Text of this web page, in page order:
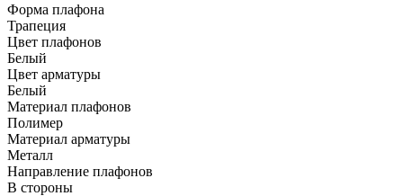
Форма плафона
Трапеция
Цвет плафонов
Белый
Цвет арматуры
Белый
Материал плафонов
Полимер
Материал арматуры
Металл
Направление плафонов
В стороны